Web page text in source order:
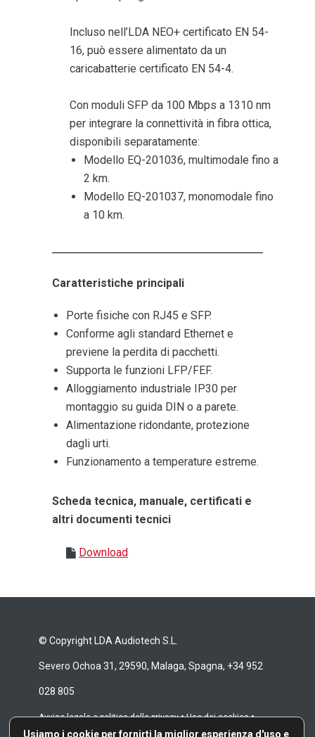
Incluso nell’LDA NEO+ certificato EN 54-
16, può essere alimentato da un
caricabatterie certificato EN 54-4.
Con moduli SFP da 100 Mbps a 1310 nm
per integrare la connettività in fibra ottica,
disponibili separatamente:
Modello EQ-201036, multimodale fino a
2 km.
Modello EQ-201037, monomodale fino
a 10 km.
Caratteristiche principali
Porte fisiche con RJ45 e SFP.
Conforme agli standard Ethernet e
previene la perdita di pacchetti.
Supporta le funzioni LFP/FEF.
Alloggiamento industriale IP30 per
montaggio su guida DIN o a parete.
Alimentazione ridondante, protezione
dagli urti.
Funzionamento a temperature estreme.
Scheda tecnica, manuale, certificati e
altri documenti tecnici
Download
© Copyright LDA Audiotech S.L.
Severo Ochoa 31, 29590, Malaga, Spagna, +34 952
028 805
Avviso legale e politica della privacy•Uso dei cookies•
Usiamo i cookie per fornirti la miglior esperienza d'uso e